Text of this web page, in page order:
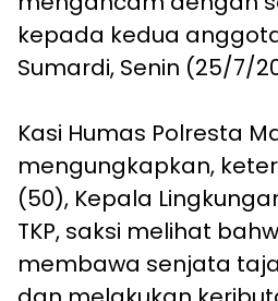
kepada kedua
Sumardi, Senin (25/7/
Kasi Humas Polresta
mengungkapkan,
(50), Kepala
TKP, saksi melihat
membawa senjata